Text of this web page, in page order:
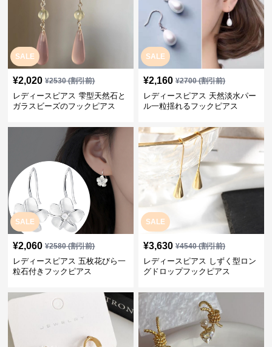
SALE
¥2,020 ¥2530(割引前)
レディースピアス 雫型天然石と
ガラスビーズのフックピアス
SALE
¥2,160 ¥2700(割引前)
レディースピアス 天然淡水パー
ル一粒揺れるフックピアス
SALE
¥2,060 ¥2580(割引前)
レディースピアス 五枚花びら一
粒石付きフックピアス
SALE
¥3,630 ¥4540(割引前)
レディースピアス しずく型ロン
グドロップフックピアス